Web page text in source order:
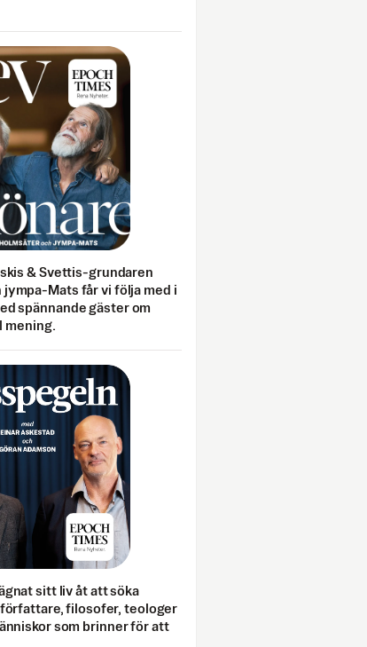
& Svettis-grundaren
jympa-Mats får vi följa med i
spännande gäster om
mening.
sitt liv åt att söka
författare, filosofer, teologer
som brinner för att